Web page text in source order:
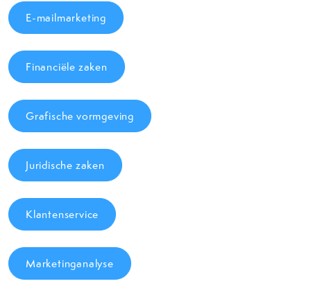
E-mailmarketing
Financiële zaken
Grafische vormgeving
Juridische zaken
Klantenservice
Marketinganalyse